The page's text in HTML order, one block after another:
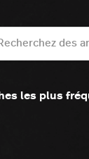
les plus